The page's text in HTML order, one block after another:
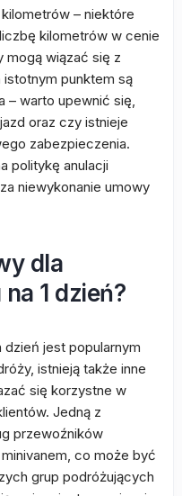
– niektóre
kilometrów w cenie
mogą wiązać się z
istotnym punktem są
– warto upewnić się,
oraz czy istnieje
zabezpieczenia.
politykę anulacji
niewykonanie umowy
dla
1 dzień?
dzień jest popularnym
istnieją także inne
się korzystne w
Jedną z
przewoźników
co może być
grup podróżujących